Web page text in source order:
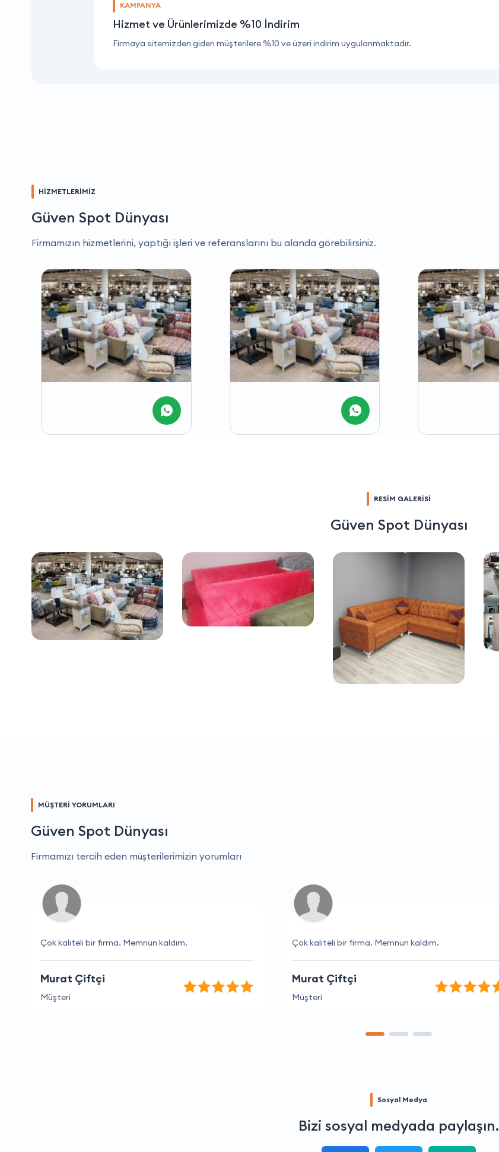
KAMPANYA
Hizmet ve Ürünlerimizde %10 İndirim
Firmaya sitemizden giden müşterilere %10 ve üzeri indirim uygulanmaktadır.
HİZMETLERİMİZ
Güven Spot Dünyası
Firmamızın hizmetlerini, yaptığı işleri ve referanslarını bu alanda görebilirsiniz.
RESİM GALERİSİ
Güven Spot Dünyası
MÜŞTERİ YORUMLARI
Güven Spot Dünyası
Firmamızı tercih eden müşterilerimizin yorumları
Çok kaliteli bir firma. Memnun kaldım.
Murat Çiftçi
Müşteri
Çok kaliteli bir firma. Memnun kaldım.
Murat Çiftçi
Müşteri
Sosyal Medya
Bizi sosyal medyada paylaşın.